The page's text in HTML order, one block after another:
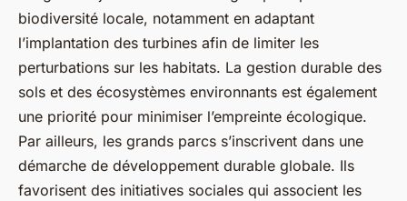
biodiversité locale, notamment en adaptant
l’implantation des turbines afin de limiter les
perturbations sur les habitats. La gestion durable des
sols et des écosystèmes environnants est également
une priorité pour minimiser l’empreinte écologique.
Par ailleurs, les grands parcs s’inscrivent dans une
démarche de développement durable globale. Ils
favorisent des initiatives sociales qui associent les